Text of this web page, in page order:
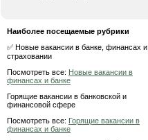
Наиболее посещаемые рубрики
✅ Новые вакансии в банке, финансах и
страховании
Посмотреть все: Новые вакансии в
финансах и банке
Горящие вакансии в банковской и
финансовой сфере
Посмотреть все: Горящие вакансии в
финансах и банке